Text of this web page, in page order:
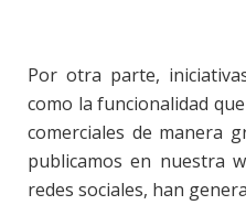
Por otra parte,
como la funcionalidad
comerciales de manera
publicamos en nuestra
redes sociales, han